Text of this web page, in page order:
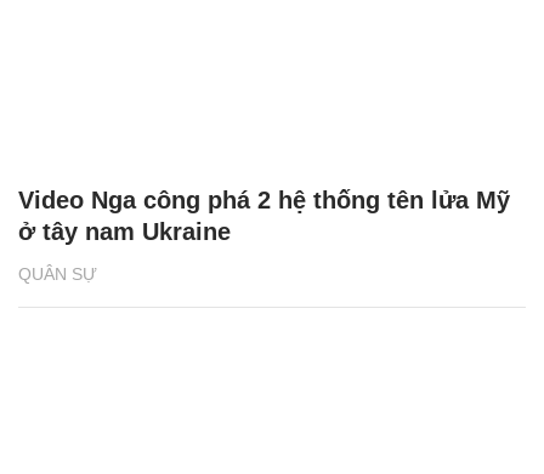
QUÂN SỰ
Video Nga công phá 2 hệ thống tên lửa Mỹ
ở tây nam Ukraine